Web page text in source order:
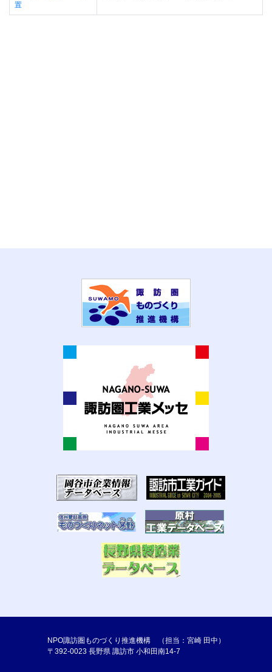
置
NPO諏訪圏ものづくり推進機構 （担当：宮崎 田中）
〒392-0023 長野県 諏訪市 小和田南14-7